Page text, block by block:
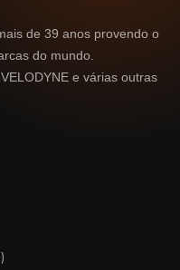
de 39 anos provendo o
do mundo.
e várias outras